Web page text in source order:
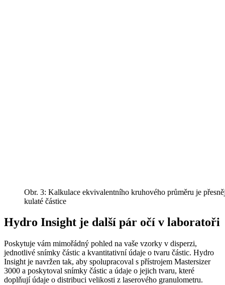
Obr. 3: Kalkulace ekvivalentního kruhového průměru je
kulaté částice
Hydro Insight je další pár očí v laboratoři
Poskytuje vám mimořádný pohled na vaše vzorky v disperzi,
jednotlivé snímky částic a kvantitativní údaje o tvaru částic. Hydro
Insight je navržen tak, aby spolupracoval s přístrojem Mastersizer
3000 a poskytoval snímky částic a údaje o jejich tvaru, které
doplňují údaje o distribuci velikosti z laserového granulometru.